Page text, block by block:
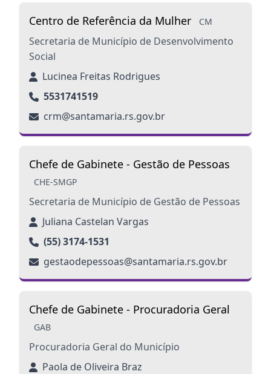
Centro de Referência da Mulher CM
Secretaria de Município de Desenvolvimento
Social
Lucinea Freitas Rodrigues
5531741519
crm@santamaria.rs.gov.br
Chefe de Gabinete - Gestão de Pessoas
CHE-SMGP
Secretaria de Município de Gestão de Pessoas
Juliana Castelan Vargas
(55) 3174-1531
gestaodepessoas@santamaria.rs.gov.br
Chefe de Gabinete - Procuradoria Geral
GAB
Procuradoria Geral do Município
Paola de Oliveira Braz